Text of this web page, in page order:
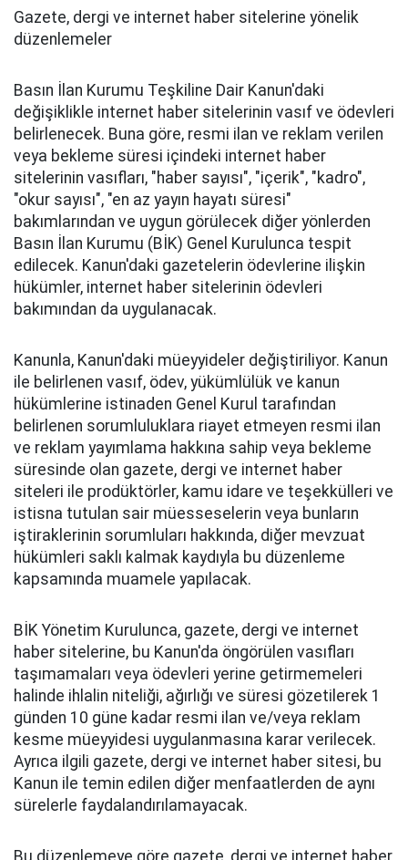
Gazete, dergi ve internet haber sitelerine yönelik
düzenlemeler
Basın İlan Kurumu Teşkiline Dair Kanun'daki
değişiklikle internet haber sitelerinin vasıf ve ödevleri
belirlenecek. Buna göre, resmi ilan ve reklam verilen
veya bekleme süresi içindeki internet haber
sitelerinin vasıfları, "haber sayısı", "içerik", "kadro",
"okur sayısı", "en az yayın hayatı süresi"
bakımlarından ve uygun görülecek diğer yönlerden
Basın İlan Kurumu (BİK) Genel Kurulunca tespit
edilecek. Kanun'daki gazetelerin ödevlerine ilişkin
hükümler, internet haber sitelerinin ödevleri
bakımından da uygulanacak.
Kanunla, Kanun'daki müeyyideler değiştiriliyor. Kanun
ile belirlenen vasıf, ödev, yükümlülük ve kanun
hükümlerine istinaden Genel Kurul tarafından
belirlenen sorumluluklara riayet etmeyen resmi ilan
ve reklam yayımlama hakkına sahip veya bekleme
süresinde olan gazete, dergi ve internet haber
siteleri ile prodüktörler, kamu idare ve teşekkülleri ve
istisna tutulan sair müesseselerin veya bunların
iştiraklerinin sorumluları hakkında, diğer mevzuat
hükümleri saklı kalmak kaydıyla bu düzenleme
kapsamında muamele yapılacak.
BİK Yönetim Kurulunca, gazete, dergi ve internet
haber sitelerine, bu Kanun'da öngörülen vasıfları
taşımamaları veya ödevleri yerine getirmemeleri
halinde ihlalin niteliği, ağırlığı ve süresi gözetilerek 1
günden 10 güne kadar resmi ilan ve/veya reklam
kesme müeyyidesi uygulanmasına karar verilecek.
Ayrıca ilgili gazete, dergi ve internet haber sitesi, bu
Kanun ile temin edilen diğer menfaatlerden de aynı
sürelerle faydalandırılamayacak.
Bu düzenlemeye göre gazete, dergi ve internet haber